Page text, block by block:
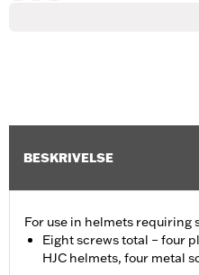
BESKRIVELSE
For use in helmets requiring
Eight screws total – four
HJC helmets, four metal